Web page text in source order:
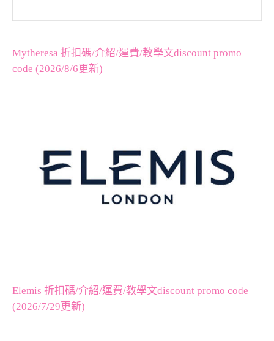
Mytheresa 折扣碼/介紹/運費/教學文discount promo
code (2026/8/6更新)
Elemis 折扣碼/介紹/運費/教學文discount promo code
(2026/7/29更新)